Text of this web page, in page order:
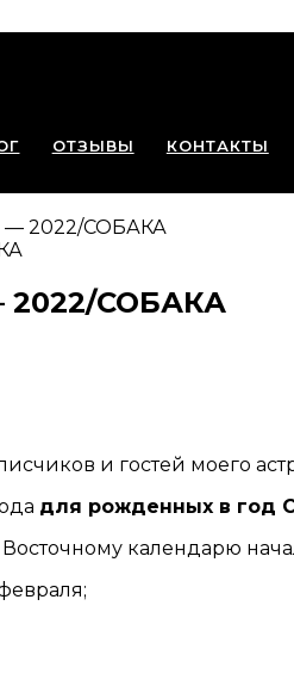
ОТЗЫВЫ КОНТАКТЫ
2022/СОБАКА
СОБАКА
и гостей моего
для рожденных в год
календарю